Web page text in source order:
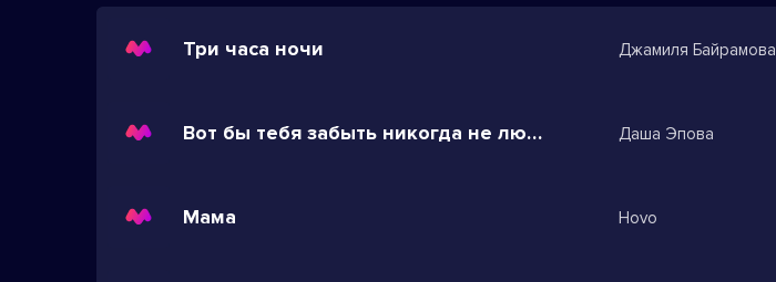
Три часа ночи Джамиля Байрамова
Вот бы тебя забыть никогда не любить Даша Эпова
Мама Hovo